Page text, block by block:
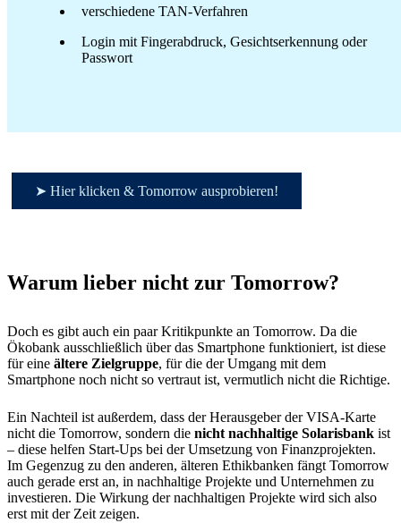
verschiedene TAN-Verfahren
Login mit Fingerabdruck, Gesichtserkennung oder
Passwort
➤ Hier klicken & Tomorrow ausprobieren!
Warum lieber nicht zur Tomorrow?
Doch es gibt auch ein paar Kritikpunkte an Tomorrow. Da die
Ökobank ausschließlich über das Smartphone funktioniert, ist diese
für eine ältere Zielgruppe, für die der Umgang mit dem
Smartphone noch nicht so vertraut ist, vermutlich nicht die Richtige.
Ein Nachteil ist außerdem, dass der Herausgeber der VISA-Karte
nicht die Tomorrow, sondern die nicht nachhaltige Solarisbank ist
– diese helfen Start-Ups bei der Umsetzung von Finanzprojekten.
Im Gegenzug zu den anderen, älteren Ethikbanken fängt Tomorrow
auch gerade erst an, in nachhaltige Projekte und Unternehmen zu
investieren. Die Wirkung der nachhaltigen Projekte wird sich also
erst mit der Zeit zeigen.